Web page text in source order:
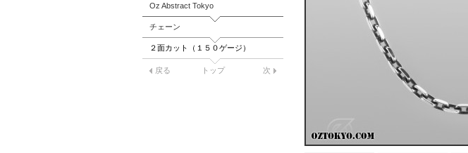
Oz Abstract Tokyo
チェーン
２面カット（１５０ゲージ）
戻る トップ 次